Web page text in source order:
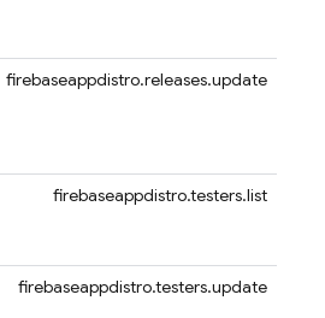
firebaseappdistro.releases.update
firebaseappdistro.testers.list
firebaseappdistro.testers.update